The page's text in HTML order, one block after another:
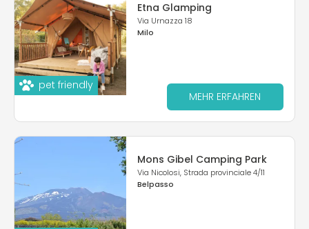
pet friendly
Etna Glamping
Via Urnazza 18
Milo
MEHR ERFAHREN
Mons Gibel Camping Park
Via Nicolosi, Strada provinciale 4/11
Belpasso